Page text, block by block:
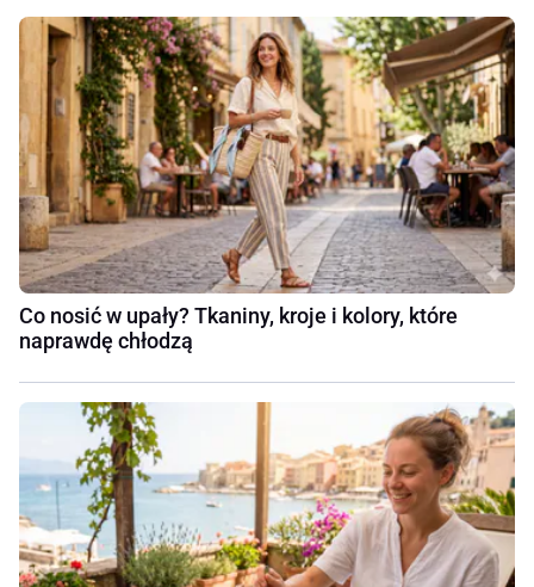
Co nosić w upały? Tkaniny, kroje i kolory, które
naprawdę chłodzą